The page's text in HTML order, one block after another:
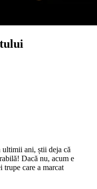
ani, știi deja că
Dacă nu, acum e
trupe care a marcat